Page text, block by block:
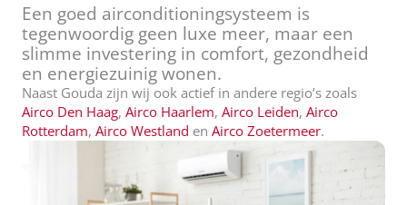
Een goed airconditioningsysteem is
tegenwoordig geen luxe meer, maar een
slimme investering in comfort, gezondheid
en energiezuinig wonen.
Naast Gouda zijn wij ook actief in andere regio’s zoals
Airco Den Haag, Airco Haarlem, Airco Leiden, Airco
Rotterdam, Airco Westland en Airco Zoetermeer.